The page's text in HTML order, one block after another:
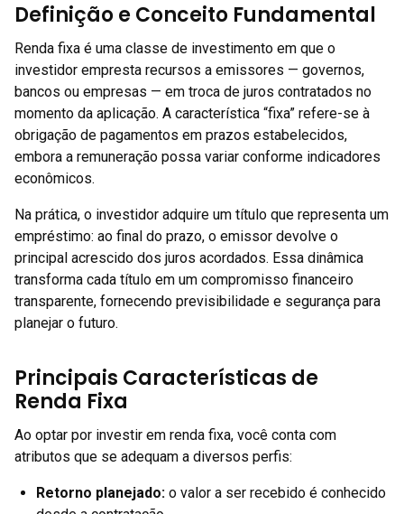
Definição e Conceito Fundamental
Renda fixa é uma classe de investimento em que o
investidor empresta recursos a emissores — governos,
bancos ou empresas — em troca de juros contratados no
momento da aplicação. A característica “fixa” refere-se à
obrigação de pagamentos em prazos estabelecidos,
embora a remuneração possa variar conforme indicadores
econômicos.
Na prática, o investidor adquire um título que representa um
empréstimo: ao final do prazo, o emissor devolve o
principal acrescido dos juros acordados. Essa dinâmica
transforma cada título em um compromisso financeiro
transparente, fornecendo previsibilidade e segurança para
planejar o futuro.
Principais Características de
Renda Fixa
Ao optar por investir em renda fixa, você conta com
atributos que se adequam a diversos perfis:
Retorno planejado: o valor a ser recebido é conhecido